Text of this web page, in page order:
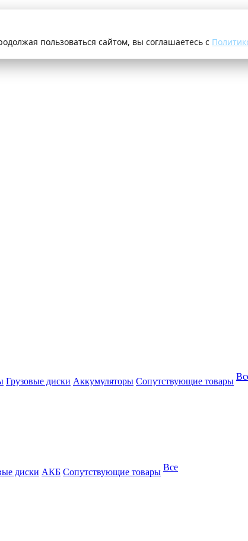
пользоваться сайтом, вы соглашаетесь с
Грузовые диски Аккумуляторы Сопутствующие товары
диски АКБ Сопутствующие товары Все